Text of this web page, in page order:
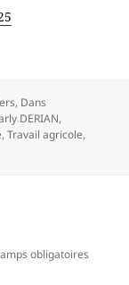
, Dans
DERIAN,
,Travail agricole,
obligatoires